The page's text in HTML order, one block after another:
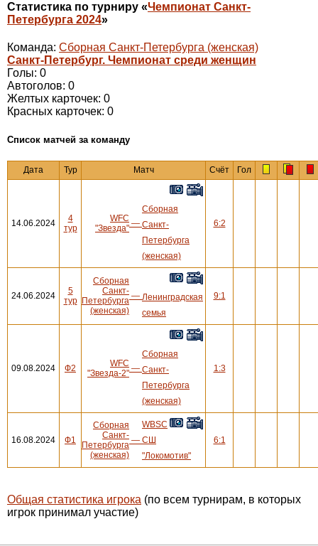
Статистика по турниру «Чемпионат Санкт-
Петербурга 2024»
Команда: Сборная Санкт-Петербурга (женская)
Санкт-Петербург. Чемпионат среди женщин
Голы: 0
Автоголов: 0
Желтых карточек: 0
Красных карточек: 0
Cписок матчей за команду
Дата Тур Матч Счёт Гол
14.06.2024
4
тур
WFC
"Звезда" —
Сборная
Санкт-
Петербурга
(женская)
6:2
24.06.2024
5
тур
Сборная
Санкт-
Петербурга
(женская)
— Ленинградская
семья
9:1
09.08.2024 Ф2
WFC
"Звезда-2" —
Сборная
Санкт-
Петербурга
(женская)
1:3
16.08.2024 Ф1
Сборная
Санкт-
Петербурга
(женская)
—
WBSC
СШ
"Локомотив"
6:1
Общая статистика игрока (по всем турнирам, в которых
игрок принимал участие)